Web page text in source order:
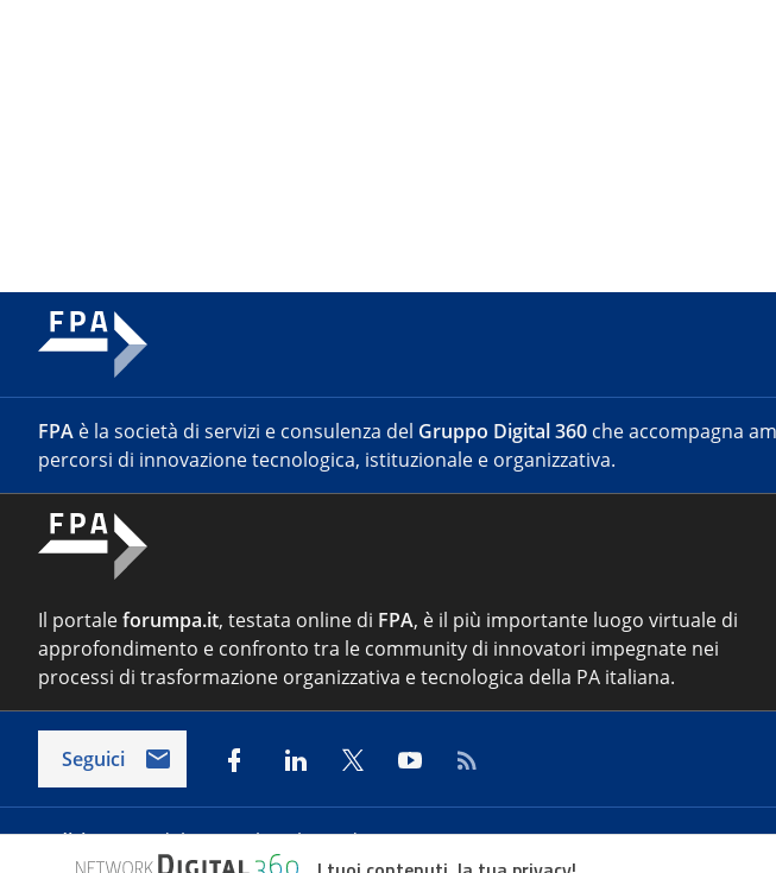
FPA è la società di servizi e consulenza del Gruppo Digital 360 che accompagna
percorsi di innovazione tecnologica, istituzionale e organizzativa.
Il portaleforumpa.it, testata online di FPA, è il più importante luogo virtuale di
approfondimento e confronto tra le community di innovatori impegnate nei
processi di trasformazione organizzativa e tecnologica della PA italiana.
Seguici
Indirizzo:Via del Porto Fluviale 67/d – 00154 Roma